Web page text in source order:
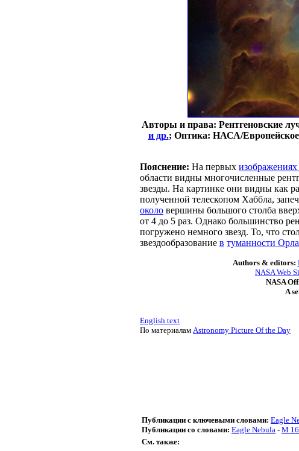
Авторы и права: Рентгеновские
и др.; Оптика: НАСА/Европейское
Пояснение: На первых
области видны многочисленные
звезды. На картинке они видны как
полученной телескопом Хаббла,
около вершины большого столба
от 4 до 5 раз. Однако большинство
погружено немного звезд. То, что
звездообразование в туманности Орла
Authors & editors:
NASA Web
NASA
A
English text
По материалам Astronomy Picture Of the Day
Публикации с ключевыми словами: Eagle
Публикации со словами: Eagle Nebula - M 16
См. также: